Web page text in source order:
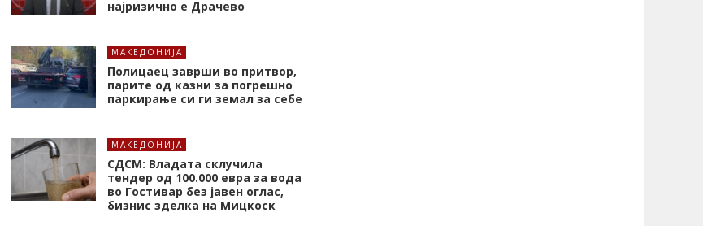
најризично е Драчево
МАКЕДОНИЈА
Полицаец заврши во притвор,
парите од казни за погрешно
паркирање си ги земал за себе
МАКЕДОНИЈА
СДСМ: Владата склучила
тендер од 100.000 евра за вода
во Гостивар без јавен оглас,
бизнис зделка на Мицкоск